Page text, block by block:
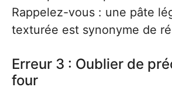
Rappelez-vous : une pâte
texturée est synonyme de
Erreur 3 : Oublier de
four